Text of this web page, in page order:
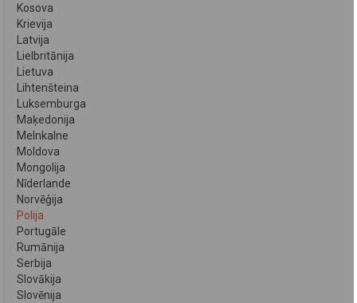
Kosova
Krievija
Latvija
Lielbritānija
Lietuva
Lihtenšteina
Luksemburga
Maķedonija
Melnkalne
Moldova
Mongolija
Nīderlande
Norvēģija
Polija
Portugāle
Rumānija
Serbija
Slovākija
Slovēnija